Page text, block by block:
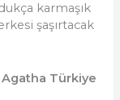
karmaşık
şaşırtacak
Türkiye